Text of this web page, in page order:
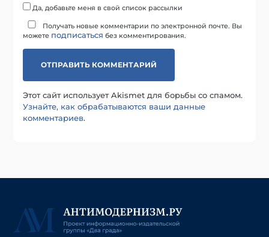
Да, добавьте меня в свой список рассылки
Получать новые комментарии по электронной почте. Вы
можете подписаться без комментирования.
Этот сайт использует Akismet для борьбы со спамом.
Узнайте, как обрабатываются ваши данные
комментариев.